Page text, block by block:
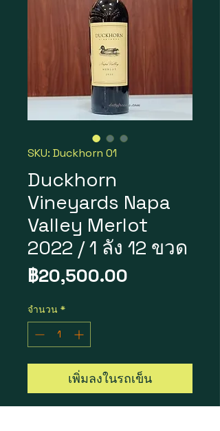
SKU: Duckhorn 01
Duckhorn
Vineyards Napa
Valley Merlot
2022 / 1 ลัง 12 ขวด
฿20,500.00
จำนวน *
เพิ่มลงในรถเข็น